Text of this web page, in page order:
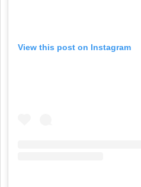
View this post on Instagram